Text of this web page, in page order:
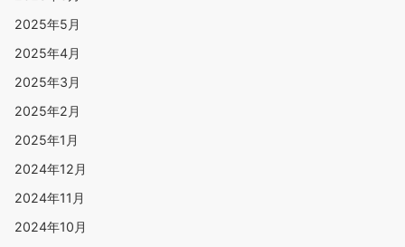
2025年5月
2025年4月
2025年3月
2025年2月
2025年1月
2024年12月
2024年11月
2024年10月